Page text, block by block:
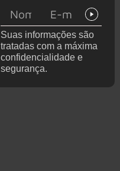
Suas informações são
tratadas com a máxima
confidencialidade e
segurança.